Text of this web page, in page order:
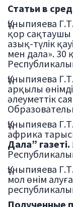
Статьи в
Құныпияева
қор сақтаушы
азық-түлік
мен дала». 30
Құныпияева
арқылы
әлеуметтік
Құныпияева
африка
Дала” газеті.
Құныпияева
мол өнім
Полученные